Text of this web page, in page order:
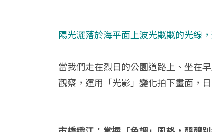
陽光灑落於海平面上波光粼粼的光線
當我們走在烈日的公園道路上、坐在
觀察，運用「光影」變化拍下畫面，